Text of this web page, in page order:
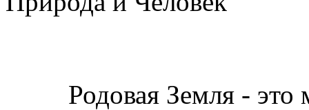
Родовая Земля - это